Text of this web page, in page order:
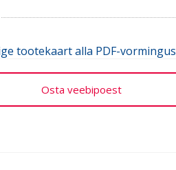
tootekaart alla PDF-vormingus
Osta veebipoest